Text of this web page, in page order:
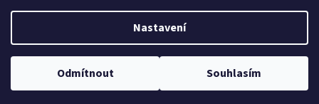
Nastavení
Odmítnout Souhlasím
Vytvořil Shoptet
Copyright 2026www.xcena.cz. Všechna práva vyhrazena.Upravit